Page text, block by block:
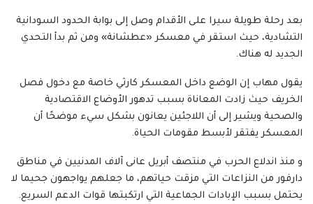
بعد رحلة طويلة سيرا على الأقدام وصل إلى بوابة الحدود السودانية
التشادية، حيث استقر في معسكر «عطشانة» ومن ثم بدأ التحدي
الجديد له هناك.
يقول مهاب إن الوضع داخل المعسكر كارثي خاصة مع دخول فصل
الخريف حيث زادت المعاناة بسبب تدهور الأوضاع الاقتصادية
والصحية ويشير إلى أن اللاجئين يعانون بشكل سيء موضحًا أن
المعسكر يفتقر لأبسط مقومات الحياة.
و منذ اندلاع الحرب في منتصف أبريل عانى آلاف المدنيين في مناطق
دارفور من النزاعات التي مزقت حياتهم، ما جعلهم يواجهون جحيما لا
يحتمل بسبب الإبادات الجماعية التي ارتكبتها قوات الدعم السريع.